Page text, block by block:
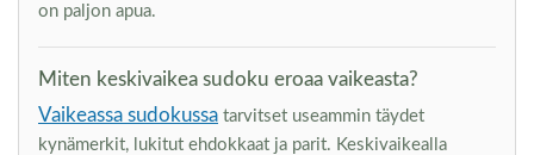
on paljon apua.
Miten keskivaikea sudoku eroaa vaikeasta?
Vaikeassa sudokussa tarvitset useammin täydet
kynämerkit, lukitut ehdokkaat ja parit. Keskivaikealla